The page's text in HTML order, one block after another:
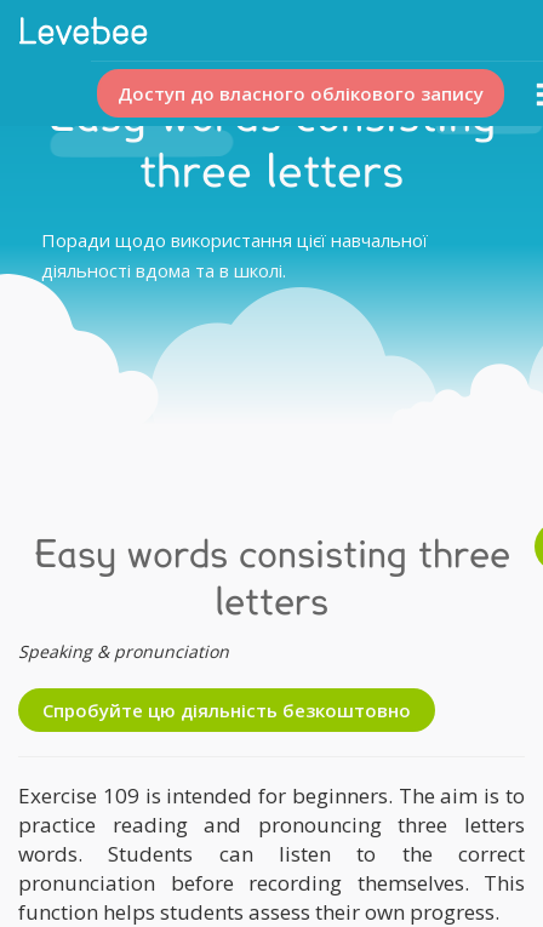
Доступ до власного облікового запису
Easy words consisting
three letters
Поради щодо використання цієї навчальної
діяльності вдома та в школі.
Easy words consisting three
letters
Speaking & pronunciation
Спробуйте цю діяльність безкоштовно
Exercise 109 is intended for beginners. The aim is to
practice reading and pronouncing three letters
words. Students can listen to the correct
pronunciation before recording themselves. This
function helps students assess their own progress.